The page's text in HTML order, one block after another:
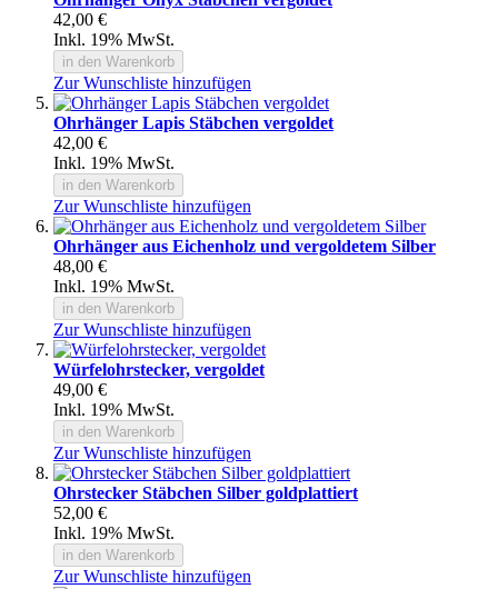
42,00 €
Inkl. 19% MwSt.
in den Warenkorb
Zur Wunschliste hinzufügen
Ohrhänger Lapis Stäbchen vergoldet
42,00 €
Inkl. 19% MwSt.
in den Warenkorb
Zur Wunschliste hinzufügen
Ohrhänger aus Eichenholz und vergoldetem Silber
48,00 €
Inkl. 19% MwSt.
in den Warenkorb
Zur Wunschliste hinzufügen
Würfelohrstecker, vergoldet
49,00 €
Inkl. 19% MwSt.
in den Warenkorb
Zur Wunschliste hinzufügen
Ohrstecker Stäbchen Silber goldplattiert
52,00 €
Inkl. 19% MwSt.
in den Warenkorb
Zur Wunschliste hinzufügen